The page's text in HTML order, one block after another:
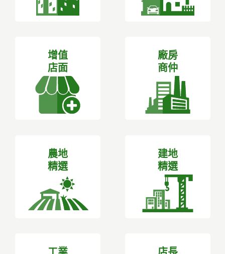
增值
店面
廠房
商仲
農地
精選
建地
精選